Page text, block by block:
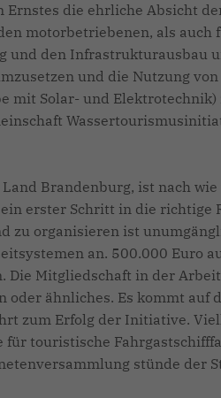
Ernstes die ehrliche Absicht
motorbetriebenen, als
und den Infrastrukturausbau
und die Nutzung
mit Solar- und
Brandenburg, ist nach
erster Schritt in die richtige
zu organisieren ist
an. 500.000 Euro
Die Mitgliedschaft in der
oder ähnliches. Es kommt
zum Erfolg der Initiative.
für touristische
stünde der